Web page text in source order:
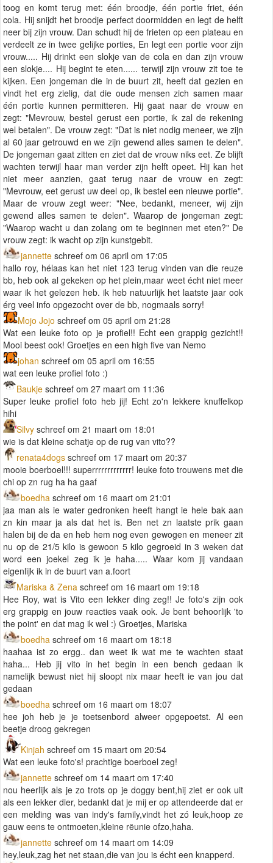
toog en komt terug met: één broodje, één portie friet, één
cola. Hij snijdt het broodje perfect doormidden en legt de helft
neer bij zijn vrouw. Dan schudt hij de frieten op een plateau en
verdeelt ze in twee gelijke porties, En legt een portie voor zijn
vrouw..... Hij drinkt een slokje van de cola en dan zijn vrouw
een slokje.... Hij begint te eten...... terwijl zijn vrouw zit toe te
kijken. Een jongeman die in de buurt zit, heeft dat gezien en
vindt het erg zielig, dat die oude mensen zich samen maar
één portie kunnen permitteren. Hij gaat naar de vrouw en
zegt: "Mevrouw, bestel gerust een portie, ik zal de rekening
wel betalen". De vrouw zegt: "Dat is niet nodig meneer, we zijn
al 60 jaar getrouwd en we zijn gewend alles samen te delen".
De jongeman gaat zitten en ziet dat de vrouw niks eet. Ze blijft
wachten terwijl haar man verder zijn helft opeet. Hij kan het
niet meer aanzien, gaat terug naar de vrouw en zegt:
"Mevrouw, eet gerust uw deel op, ik bestel een nieuwe portie".
Maar de vrouw zegt weer: "Nee, bedankt, meneer, wij zijn
gewend alles samen te delen". Waarop de jongeman zegt:
"Waarop wacht u dan zolang om te beginnen met eten?" De
vrouw zegt: ik wacht op zijn kunstgebit.
jannette schreef om 06 april om 17:05
hallo roy, hélaas kan het niet 123 terug vinden van die reuze
bb, heb ook al gekeken op het plein,maar weet écht niet meer
waar ik het gelezen heb. ik heb natuurlijk het laatste jaar ook
érg veel info opgezocht over de bb, nogmaals sorry!
Mojo Jojo schreef om 05 april om 21:28
Wat een leuke foto op je profiel!! Echt een grappig gezicht!!
Mooi beest ook! Groetjes en een high five van Nemo
johan schreef om 05 april om 16:55
wat een leuke profiel foto :)
Baukje schreef om 27 maart om 11:36
Super leuke profiel foto heb jij! Echt zo'n lekkere knuffelkop
hihi
Silvy schreef om 21 maart om 18:01
wie is dat kleine schatje op de rug van vito??
renata4dogs schreef om 17 maart om 20:37
mooie boerboel!!! superrrrrrrrrrrrr! leuke foto trouwens met die
chi op zn rug ha ha gaaf
boedha schreef om 16 maart om 21:01
jaa man als ie water gedronken heeft hangt ie hele bak aan
zn kin maar ja als dat het is. Ben net zn laatste prik gaan
halen bij de da en heb hem nog even gewogen en meneer zit
nu op de 21/5 kilo is gewoon 5 kilo gegroeid in 3 weken dat
word een joekel zeg ik je haha..... Waar kom jij vandaan
eigenlijk ik in de buurt van a.foort
Mariska & Zena schreef om 16 maart om 19:18
Hee Roy, wat is Vito een lekker ding zeg!! Je foto's zijn ook
erg grappig en jouw reacties vaak ook. Je bent behoorlijk 'to
the point' en dat mag ik wel :) Groetjes, Mariska
boedha schreef om 16 maart om 18:18
haahaa ist zo ergg.. dan weet ik wat me te wachten staat
haha... Heb jij vito in het begin in een bench gedaan ik
namelijk bewust niet hij sloopt nix maar heeft ie van jou dat
gedaan
boedha schreef om 16 maart om 18:07
hee joh heb je je toetsenbord alweer opgepoetst. Al een
beetje droog gekregen
Kinjah schreef om 15 maart om 20:54
Wat een leuke foto's! prachtige boerboel zeg!
jannette schreef om 14 maart om 17:40
nou heerlijk als je zo trots op je doggy bent,hij ziet er ook uit
als een lekker dier, bedankt dat je mij er op attendeerde dat er
een melding was van indy's family,vindt het zó leuk,hoop ze
gauw eens te ontmoeten,kleine rëunie ofzo,haha.
jannette schreef om 14 maart om 14:09
hey,leuk,zag het net staan,die van jou is écht een knapperd.